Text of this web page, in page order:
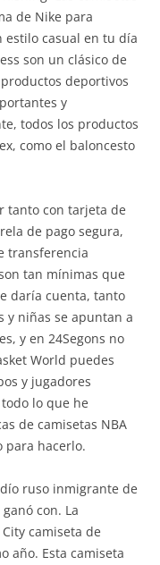
de Nike para
estilo casual en tu día
son un clásico de
deportivos
y
todos los productos
como el baloncesto
tanto con tarjeta de
de pago segura,
transferencia
tan mínimas que
daría cuenta, tanto
y niñas se apuntan a
y en 24Segons no
World puedes
y jugadores
lo que he
de camisetas NBA
para hacerlo.
ruso inmigrante de
con. La
camiseta de
año. Esta camiseta